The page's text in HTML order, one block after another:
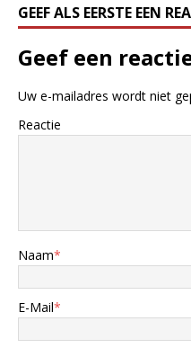
GEEF ALS EERSTE EEN
Geef een
Uw e-mailadres wordt niet
Reactie
Naam*
E-Mail*